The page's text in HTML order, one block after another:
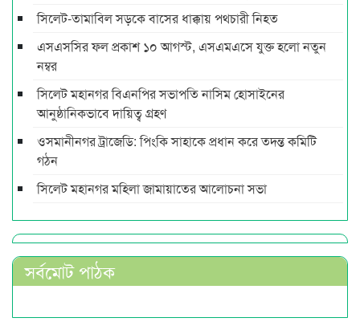
সিলেট-তামাবিল সড়কে বাসের ধাক্কায় পথচারী নিহত
এসএসসির ফল প্রকাশ ১০ আগস্ট, এসএমএসে যুক্ত হলো নতুন
নম্বর
সিলেট মহানগর বিএনপির সভাপতি নাসিম হোসাইনের
আনুষ্ঠানিকভাবে দায়িত্ব গ্রহণ
ওসমানীনগর ট্রাজেডি: পিংকি সাহাকে প্রধান করে তদন্ত কমিটি
গঠন
সিলেট মহানগর মহিলা জামায়াতের আলোচনা সভা
সর্বমোট পাঠক